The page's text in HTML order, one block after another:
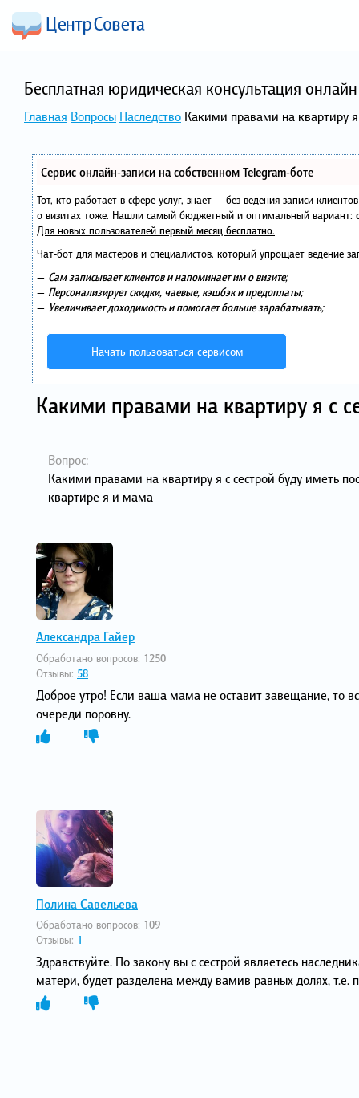
Бесплатная юридическая консультация
Главная Вопросы Наследство Какими правами на квартиру
Сервис онлайн-записи на собственном Telegram-боте
Тот, кто работает в сфере услуг, знает — без ведения записи
о визитах тоже. Нашли самый бюджетный и оптимальный вариант:
Для новых пользователей первый месяц бесплатно.
Чат-бот для мастеров и специалистов, который упрощает ведение
— Сам записывает клиентов и напоминает им о визите;
— Персонализирует скидки, чаевые, кэшбэк и предоплаты;
— Увеличивает доходимость и помогает больше зарабатывать;
Начать пользоваться сервисом
Какими правами на квартиру я с
Вопрос:
Какими правами на квартиру я с сестрой буду иметь
квартире я и мама
Александра Гайер
Обработано вопросов: 1250
Отзывы: 58
Доброе утро! Если ваша мама не оставит завещание, то
очереди поровну.
Полина Савельева
Обработано вопросов: 109
Отзывы: 1
Здравствуйте. По закону вы с сестрой являетесь
матери, будет разделена между вамив равных долях,